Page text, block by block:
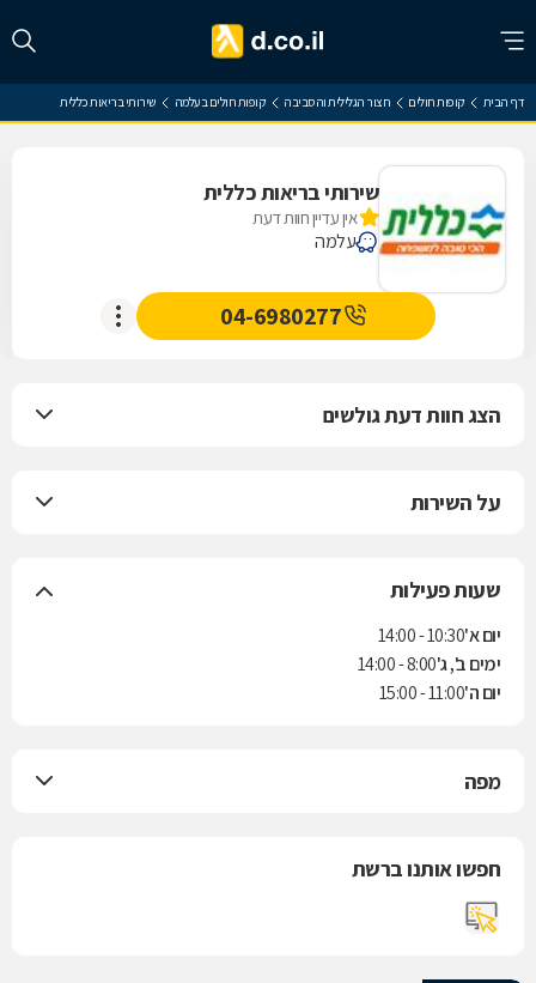
דף הבית קופות חולים חצור הגלילית והסביבה קופות חולים בעלמה שירותי בריאות כללית
שירותי בריאות כללית
אין עדיין חוות דעת
עלמה
04-6980277
הצג חוות דעת גולשים
על השירות
שעות פעילות
יום א'10:30 - 14:00
ימים ב', ג'8:00 - 14:00
יום ה'11:00 - 15:00
מפה
חפשו אותנו ברשת